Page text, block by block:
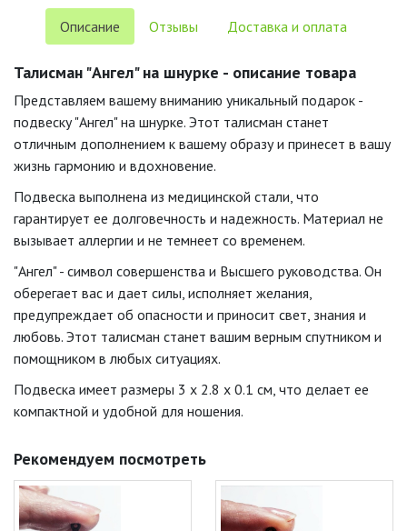
Описание Отзывы Доставка и оплата
Талисман "Ангел" на шнурке - описание товара
Представляем вашему вниманию уникальный подарок -
подвеску "Ангел" на шнурке. Этот талисман станет
отличным дополнением к вашему образу и принесет в вашу
жизнь гармонию и вдохновение.
Подвеска выполнена из медицинской стали, что
гарантирует ее долговечность и надежность. Материал не
вызывает аллергии и не темнеет со временем.
"Ангел" - символ совершенства и Высшего руководства. Он
оберегает вас и дает силы, исполняет желания,
предупреждает об опасности и приносит свет, знания и
любовь. Этот талисман станет вашим верным спутником и
помощником в любых ситуациях.
Подвеска имеет размеры 3 x 2.8 x 0.1 см, что делает ее
компактной и удобной для ношения.
Рекомендуем посмотреть